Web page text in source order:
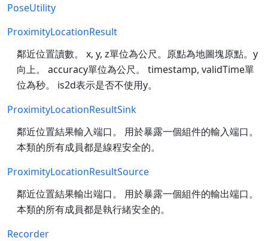
PoseUtility
ProximityLocationResult
鄰近位置讀數。 x, y, z單位為公尺。原點為地圖塊原點。y
向上。 accuracy單位為公尺。 timestamp, validTime單
位為秒。 is2d表示是否不使用y。
ProximityLocationResultSink
鄰近位置結果輸入端口。 用於暴露一個組件的輸入端口。
本類的所有成員都是線程安全的。
ProximityLocationResultSource
鄰近位置結果輸出端口。 用於暴露一個組件的輸出端口。
本類的所有成員都是執行緒安全的。
Recorder